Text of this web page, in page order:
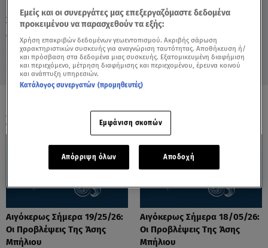
Σάββατο 8 Αυγούστου 2026
24.04.26, 11:58 ΖΩΔΙΑ
ΟΛΑ ΤΑ ΒΙΝΤΕΟ
Αιγόκερως Σήμερα 19/25/26:
Οι Προβλέψεις Της Άσης
Μπήλιου
Αιγόκερως Σήμερα 18/05/26:
Οι Προβλέψεις Της Άσης
Μπήλιου
Εμείς και οι συνεργάτες μας επεξεργαζόμαστε δεδομένα
προκειμένου να παρασχεθούν τα εξής:
Χρήση επακριβών δεδομένων γεωεντοπισμού. Ακριβής σάρωση
χαρακτηριστικών συσκευής για αναγνώριση ταυτότητας. Αποθήκευση ή/
και πρόσβαση στα δεδομένα μιας συσκευής. Εξατομικευμένη διαφήμιση
και περιεχόμενο, μέτρηση διαφήμισης και περιεχομένου, έρευνα κοινού
και ανάπτυξη υπηρεσιών.
Κατάλογος συνεργατών (προμηθευτές)
Εμφάνιση σκοπών
Απόρριψη όλων Αποδοχή